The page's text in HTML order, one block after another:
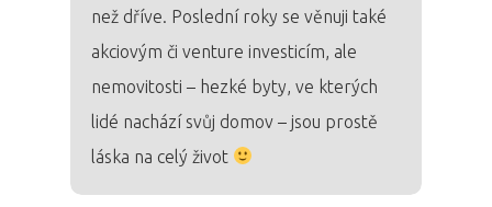
než dříve. Poslední roky se věnuji také
akciovým či venture investicím, ale
nemovitosti – hezké byty, ve kterých
lidé nachází svůj domov – jsou prostě
láska na celý život